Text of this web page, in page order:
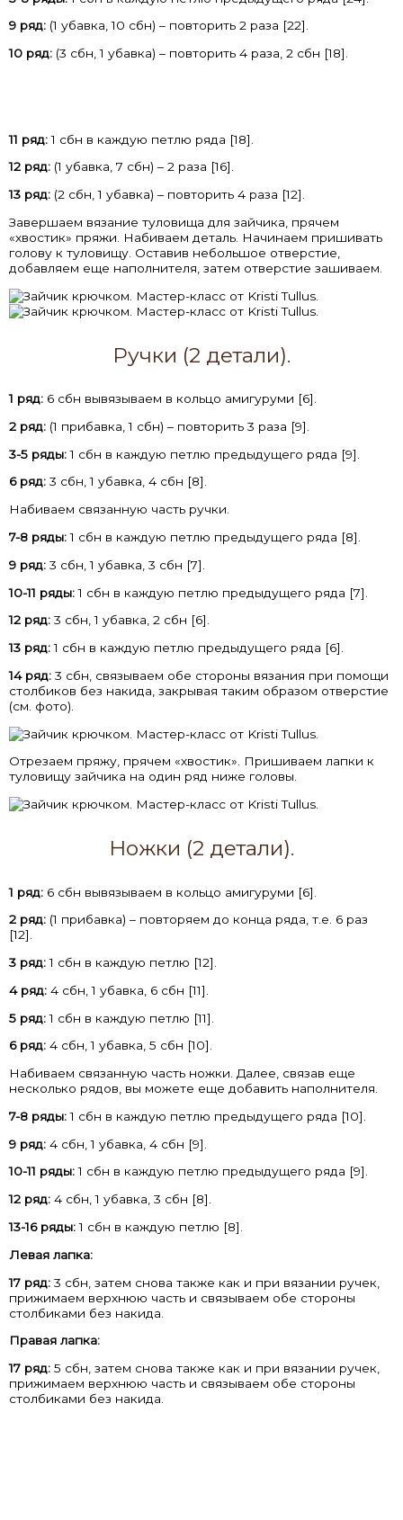
9 ряд: (1 убавка, 10 сбн) – повторить 2 раза [22].
10 ряд: (3 сбн, 1 убавка) – повторить 4 раза, 2 сбн [18].
11 ряд:1 сбн в каждую петлю ряда [18].
12 ряд: (1 убавка, 7 сбн) – 2 раза [16].
13 ряд: (2 сбн, 1 убавка) – повторить 4 раза [12].
Завершаем вязание туловища для зайчика, прячем
«хвостик» пряжи. Набиваем деталь. Начинаем пришивать
голову к туловищу. Оставив небольшое отверстие,
добавляем еще наполнителя, затем отверстие зашиваем.
Ручки (2 детали).
1 ряд: 6 сбн вывязываем в кольцо амигуруми [6].
2 ряд: (1 прибавка, 1 сбн) – повторить 3 раза [9].
3-5 ряды:1 сбн в каждую петлю предыдущего ряда [9].
6 ряд: 3 сбн, 1 убавка, 4 сбн [8].
Набиваем связанную часть ручки.
7-8 ряды:1 сбн в каждую петлю предыдущего ряда [8].
9 ряд: 3 сбн, 1 убавка, 3 сбн [7].
10-11 ряды:1 сбн в каждую петлю предыдущего ряда [7].
12 ряд: 3 сбн, 1 убавка, 2 сбн [6].
13 ряд:1 сбн в каждую петлю предыдущего ряда [6].
14 ряд: 3 сбн, связываем обе стороны вязания при помощи
столбиков без накида, закрывая таким образом отверстие
(см. фото).
Отрезаем пряжу, прячем «хвостик». Пришиваем лапки к
туловищу зайчика на один ряд ниже головы.
Ножки (2 детали).
1 ряд: 6 сбн вывязываем в кольцо амигуруми [6].
2 ряд: (1 прибавка) – повторяем до конца ряда, т.е. 6 раз
[12].
3 ряд:1 сбн в каждую петлю [12].
4 ряд: 4 сбн, 1 убавка, 6 сбн [11].
5 ряд:1 сбн в каждую петлю [11].
6 ряд: 4 сбн, 1 убавка, 5 сбн [10].
Набиваем связанную часть ножки. Далее, связав еще
несколько рядов, вы можете еще добавить наполнителя.
7-8 ряды:1 сбн в каждую петлю предыдущего ряда [10].
9 ряд: 4 сбн, 1 убавка, 4 сбн [9].
10-11 ряды:1 сбн в каждую петлю предыдущего ряда [9].
12 ряд: 4 сбн, 1 убавка, 3 сбн [8].
13-16 ряды:1 сбн в каждую петлю [8].
Левая лапка:
17 ряд: 3 сбн, затем снова также как и при вязании ручек,
прижимаем верхнюю часть и связываем обе стороны
столбиками без накида.
Правая лапка:
17 ряд: 5 сбн, затем снова также как и при вязании ручек,
прижимаем верхнюю часть и связываем обе стороны
столбиками без накида.